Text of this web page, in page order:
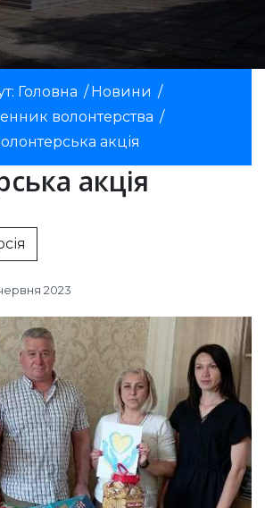
Головна / Новини /
волонтерства /
акція
акція
2023